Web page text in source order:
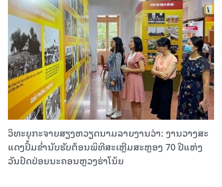
ວິທະຍຸກະຈາຍສຽງຫວຽດນາມລາຍງານວ່າ: ງານວາງສະ
ແດງປຶ້ມຂ່ຳນັບຮັບຕ້ອນພິທີສະເຫຼີມສະຫຼອງ 70 ປີແຫ່ງ
ວັນປົດປ່ອຍນະຄອນຫຼວງຮ່າໂນ້ຍ